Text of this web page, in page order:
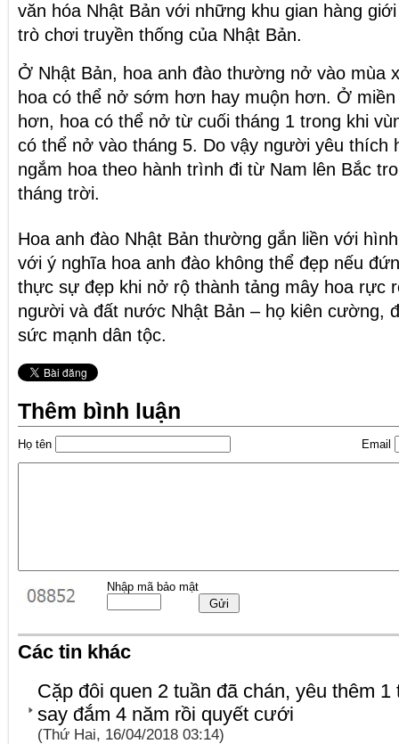
văn hóa Nhật Bản với những khu gian hàng
trò chơi truyền thống của Nhật Bản.
Ở Nhật Bản, hoa anh đào thường nở vào mùa
hoa có thể nở sớm hơn hay muộn hơn. Ở
hơn, hoa có thể nở từ cuối tháng 1 trong khi
có thể nở vào tháng 5. Do vậy người yêu thích
ngắm hoa theo hành trình đi từ Nam lên Bắc
tháng trời.
Hoa anh đào Nhật Bản thường gắn liền với
với ý nghĩa hoa anh đào không thể đẹp nếu
thực sự đẹp khi nở rộ thành tảng mây hoa rực
người và đất nước Nhật Bản – họ kiên cường,
sức mạnh dân tộc.
Thêm bình luận
Họ tên Email
Nhập mã bảo mật
Các tin khác
Cặp đôi quen 2 tuần đã chán, yêu thêm
say đắm 4 năm rồi quyết cưới
(Thứ Hai, 16/04/2018 03:14)